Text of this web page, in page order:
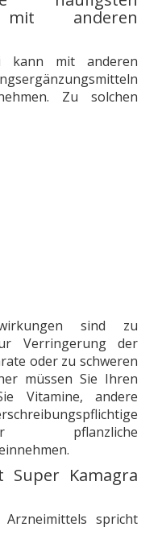
mit anderen
kann mit anderen
Zu solchen
sind zu
Verringerung der
oder zu schweren
müssen Sie Ihren
Vitamine, andere
pflanzliche
Kamagra
Arzneimittels spricht